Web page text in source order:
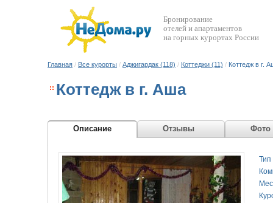
Бронирование
отелей и апартаментов
на горных курортах России
Главная / Все курорты / Аджигардак (118) / Коттеджи (11) / Коттедж в г.
Коттедж в г. Аша
Описание Отзывы Фото
Тип